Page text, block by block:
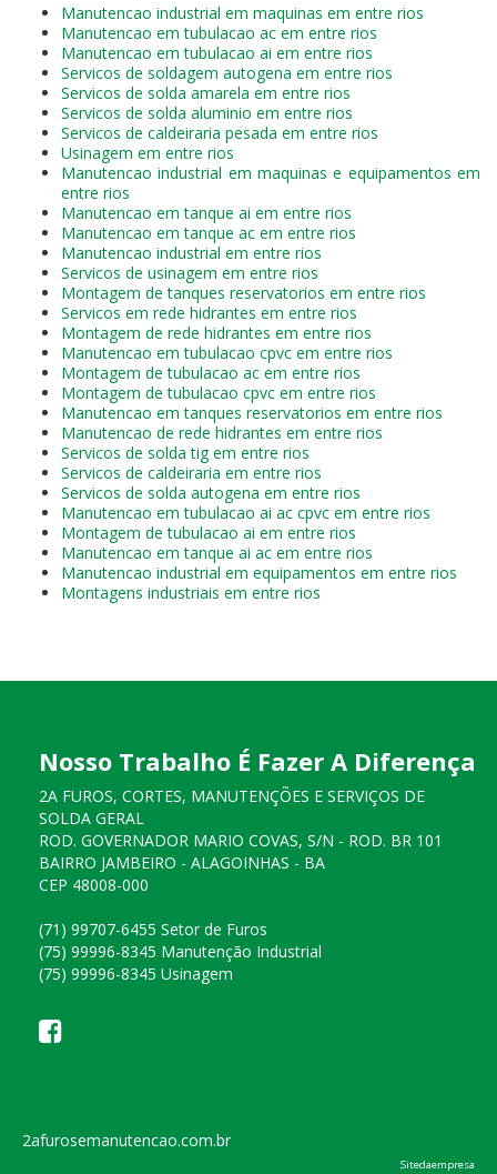
Manutencao industrial em maquinas em entre rios
Manutencao em tubulacao ac em entre rios
Manutencao em tubulacao ai em entre rios
Servicos de soldagem autogena em entre rios
Servicos de solda amarela em entre rios
Servicos de solda aluminio em entre rios
Servicos de caldeiraria pesada em entre rios
Usinagem em entre rios
Manutencao industrial em maquinas e equipamentos em
entre rios
Manutencao em tanque ai em entre rios
Manutencao em tanque ac em entre rios
Manutencao industrial em entre rios
Servicos de usinagem em entre rios
Montagem de tanques reservatorios em entre rios
Servicos em rede hidrantes em entre rios
Montagem de rede hidrantes em entre rios
Manutencao em tubulacao cpvc em entre rios
Montagem de tubulacao ac em entre rios
Montagem de tubulacao cpvc em entre rios
Manutencao em tanques reservatorios em entre rios
Manutencao de rede hidrantes em entre rios
Servicos de solda tig em entre rios
Servicos de caldeiraria em entre rios
Servicos de solda autogena em entre rios
Manutencao em tubulacao ai ac cpvc em entre rios
Montagem de tubulacao ai em entre rios
Manutencao em tanque ai ac em entre rios
Manutencao industrial em equipamentos em entre rios
Montagens industriais em entre rios
Nosso Trabalho É Fazer A Diferença
2A FUROS, CORTES, MANUTENÇÕES E SERVIÇOS DE
SOLDA GERAL
ROD. GOVERNADOR MARIO COVAS, S/N - ROD. BR 101
BAIRRO JAMBEIRO - ALAGOINHAS - BA
CEP 48008-000
(71) 99707-6455 Setor de Furos
(75) 99996-8345 Manutenção Industrial
(75) 99996-8345 Usinagem
2afurosemanutencao.com.br
Sitedaempresa